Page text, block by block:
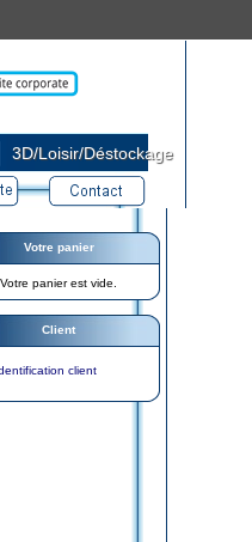
3D/Loisir/Déstockage
Votre panier
Votre panier est vide.
Client
client